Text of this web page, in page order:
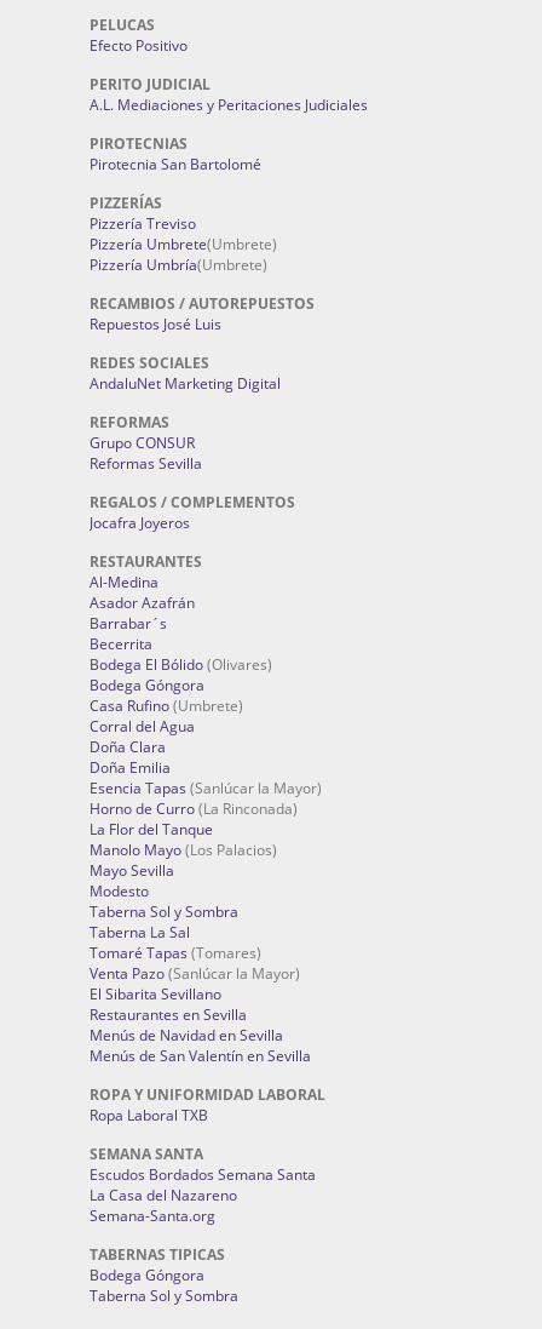
PELUCAS
Efecto Positivo
PERITO JUDICIAL
A.L. Mediaciones y Peritaciones Judiciales
PIROTECNIAS
Pirotecnia San Bartolomé
PIZZERÍAS
Pizzería Treviso
Pizzería Umbrete(Umbrete)
Pizzería Umbría(Umbrete)
RECAMBIOS / AUTOREPUESTOS
Repuestos José Luis
REDES SOCIALES
AndaluNet Marketing Digital
REFORMAS
Grupo CONSUR
Reformas Sevilla
REGALOS / COMPLEMENTOS
Jocafra Joyeros
RESTAURANTES
Al-Medina
Asador Azafrán
Barrabar´s
Becerrita
Bodega El Bólido(Olivares)
Bodega Góngora
Casa Rufino(Umbrete)
Corral del Agua
Doña Clara
Doña Emilia
Esencia Tapas (Sanlúcar la Mayor)
Horno de Curro(La Rinconada)
La Flor del Tanque
Manolo Mayo(Los Palacios)
Mayo Sevilla
Modesto
Taberna Sol y Sombra
Taberna La Sal
Tomaré Tapas (Tomares)
Venta Pazo(Sanlúcar la Mayor)
El Sibarita Sevillano
Restaurantes en Sevilla
Menús de Navidad en Sevilla
Menús de San Valentín en Sevilla
ROPA Y UNIFORMIDAD LABORAL
Ropa Laboral TXB
SEMANA SANTA
Escudos Bordados Semana Santa
La Casa del Nazareno
Semana-Santa.org
TABERNAS TIPICAS
Bodega Góngora
Taberna Sol y Sombra